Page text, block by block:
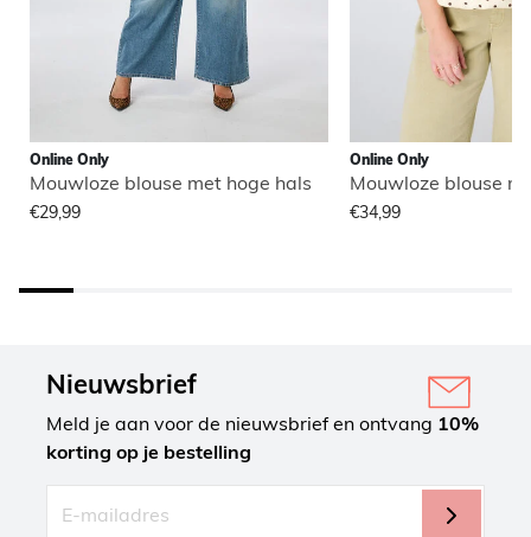
Online Only
Mouwloze blouse met hoge hals
€29,99
Online Only
Mouwloze blouse
€34,99
Nieuwsbrief
Meld je aan voor de nieuwsbrief en ontvang 10%
korting op je bestelling